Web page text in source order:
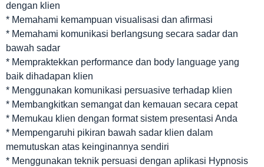
dengan klien
* Memahami kemampuan visualisasi dan afirmasi
* Memahami komunikasi berlangsung secara sadar dan
bawah sadar
* Mempraktekkan performance dan body language yang
baik dihadapan klien
* Menggunakan komunikasi persuasive terhadap klien
* Membangkitkan semangat dan kemauan secara cepat
* Memukau klien dengan format sistem presentasi Anda
* Mempengaruhi pikiran bawah sadar klien dalam
memutuskan atas keinginannya sendiri
* Menggunakan teknik persuasi dengan aplikasi Hypnosis